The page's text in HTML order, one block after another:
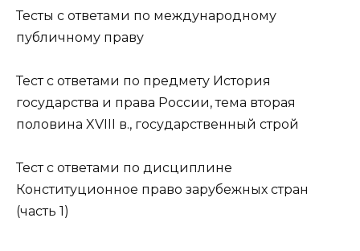
Тесты с ответами по международному
публичному праву
Тест с ответами по предмету История
государства и права России, тема вторая
половина XVIII в., государственный строй
Тест с ответами по дисциплине
Конституционное право зарубежных стран
(часть 1)